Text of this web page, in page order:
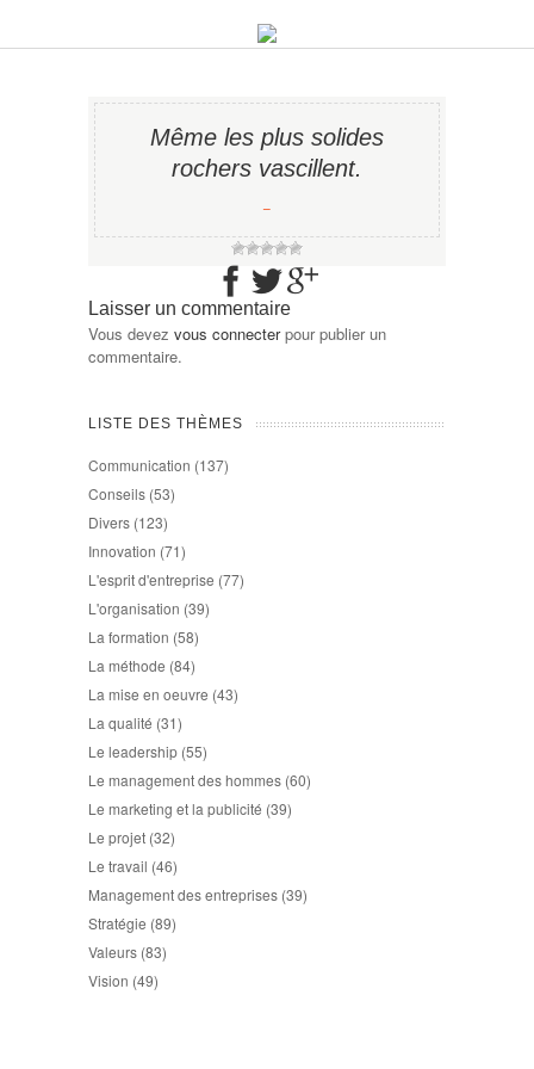
Même les plus solides
rochers vascillent.
−
Laisser un commentaire
Vous devez vous connecterpour publier un
commentaire.
LISTE DES THÈMES
Communication (137)
Conseils (53)
Divers (123)
Innovation (71)
L'esprit d'entreprise (77)
L'organisation (39)
La formation (58)
La méthode (84)
La mise en oeuvre (43)
La qualité (31)
Le leadership (55)
Le management des hommes (60)
Le marketing et la publicité (39)
Le projet (32)
Le travail (46)
Management des entreprises (39)
Stratégie (89)
Valeurs (83)
Vision (49)